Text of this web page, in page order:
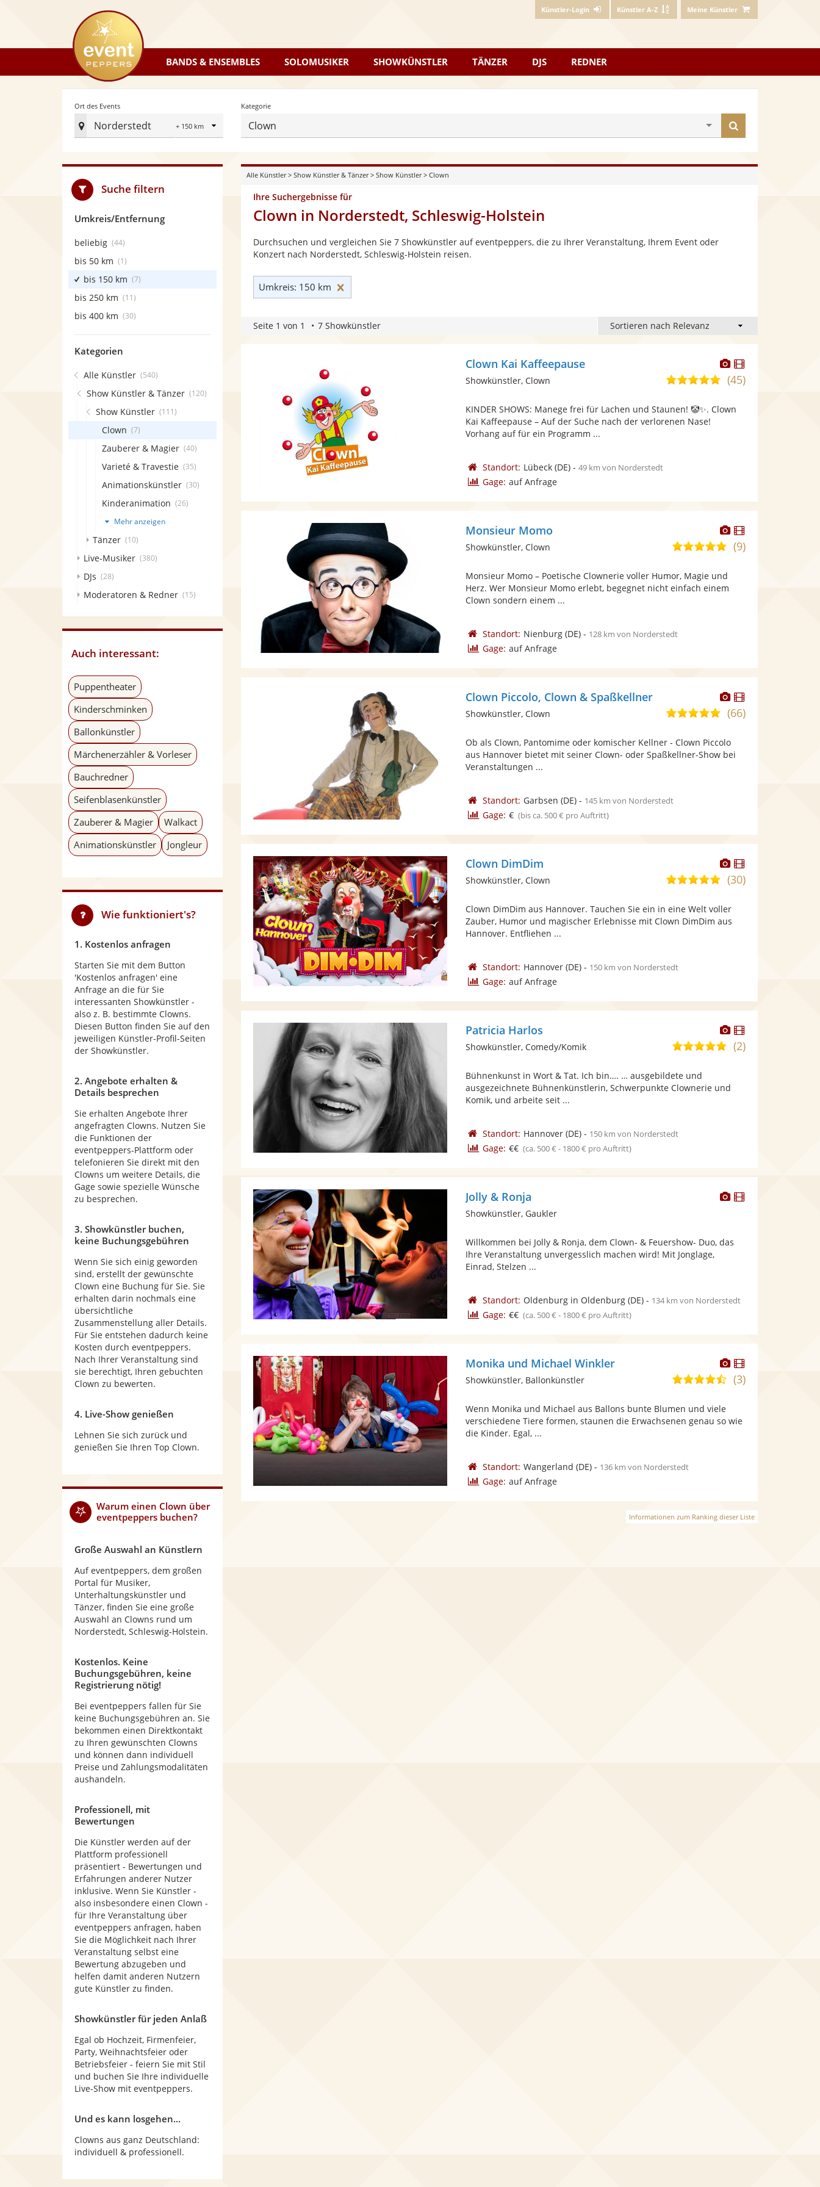
Künstler-Login Künstler A-Z Meine Künstler
eventpeppers
BANDS & ENSEMBLES SOLOMUSIKER SHOWKÜNSTLER TÄNZER DJS REDNER
Ort des Events
Norderstedt
Radius
Ort
Events
festlegen
Kategorie
Clown
finden
Alle Künstler> Show Künstler & Tänzer> Show Künstler> Clown
Ihre Suchergebnisse für
Clown in Norderstedt, Schleswig-Holstein
Durchsuchen und vergleichen Sie 7 Showkünstler auf eventpeppers, die zu Ihrer Veranstaltung, Ihrem Event oder
Konzert nach Norderstedt, Schleswig-Holstein reisen.
Umkreis: 150 km
Seite 1 von 1 7 Showkünstler
Dieser
Künstler
stellt
bereit.
Dieser
Künstler
Clown Kai Kaffeepause
4,9
5
(45)
Showkünstler, Clown
KINDER SHOWS: Manege frei für Lachen und Staunen! 🤡✨. Clown
Kai Kaffeepause – Auf der Suche nach der verlorenen Nase!
Vorhang auf für ein Programm ...
Standort: Lübeck(DE)- 49 km von Norderstedt
Gage: auf Anfrage
Dieser
Künstler
stellt
Dieser
Künstler
Monsieur Momo
4,9
5
Sternen
(9)
Showkünstler, Clown
Monsieur Momo – Poetische Clownerie voller Humor, Magie und
Herz. Wer Monsieur Momo erlebt, begegnet nicht einfach einem
Clown sondern einem ...
Standort: Nienburg(DE)- 128 km von Norderstedt
Gage: auf Anfrage
Dieser
Künstler
stellt
bereit.
Dieser
Künstler
Clown Piccolo, Clown & Spaßkellner
5,0
5
Sternen
(66)
Showkünstler, Clown
Ob als Clown, Pantomime oder komischer Kellner - Clown Piccolo
aus Hannover bietet mit seiner Clown- oder Spaßkellner-Show bei
Veranstaltungen ...
Standort: Garbsen (DE)- 145 km von Norderstedt
Gage: € (bis ca. 500 € pro Auftritt)
Dieser
Künstler
stellt
Dieser
Künstler
Clown DimDim
4,9
5
Sternen
(30)
Showkünstler, Clown
Clown DimDim aus Hannover. Tauchen Sie ein in eine Welt voller
Zauber, Humor und magischer Erlebnisse mit Clown DimDim aus
Hannover. Entfliehen ...
Standort: Hannover(DE)- 150 km von Norderstedt
Gage: auf Anfrage
Dieser
Künstler
stellt
Dieser
Künstler
Patricia Harlos
5,0
Sternen
(2)
Showkünstler, Comedy/Komik
Bühnenkunst in Wort & Tat. Ich bin…. … ausgebildete und
ausgezeichnete Bühnenkünstlerin, Schwerpunkte Clownerie und
Komik, und arbeite seit ...
Standort: Hannover(DE)- 150 km von Norderstedt
Gage: €€ (ca. 500 € - 1800 € pro Auftritt)
Dieser
bereit.
Dieser
Jolly & Ronja
Showkünstler, Gaukler
Willkommen bei Jolly & Ronja, dem Clown- & Feuershow- Duo, das
Ihre Veranstaltung unvergesslich machen wird! Mit Jonglage,
Einrad, Stelzen ...
Standort: Oldenburg in Oldenburg(DE)- 134 km von Norderstedt
Gage: €€ (ca. 500 € - 1800 € pro Auftritt)
Dieser
Künstler
stellt
bereit.
Dieser
Künstler
Monika und Michael Winkler
4,7
Sternen
(3)
Showkünstler, Ballonkünstler
Wenn Monika und Michael aus Ballons bunte Blumen und viele
verschiedene Tiere formen, staunen die Erwachsenen genau so wie
die Kinder. Egal, ...
Standort: Wangerland (DE)- 136 km von Norderstedt
Gage: auf Anfrage
Informationen zum Ranking dieser Liste
Suche filtern
Umkreis/Entfernung
beliebig (44)
bis 50 km (1)
bis 150 km (7)
bis 250 km (11)
bis 400 km (30)
Kategorien
Alle Künstler (540)
Show Künstler & Tänzer (120)
Show Künstler (111)
Clown (7)
Zauberer & Magier (40)
Varieté & Travestie (35)
Animationskünstler (30)
Kinderanimation (26)
Mehr anzeigen
Tänzer (10)
Live-Musiker (380)
DJs (28)
Moderatoren & Redner (15)
Auch interessant:
Puppentheater
Kinderschminken
Ballonkünstler
Märchenerzähler & Vorleser
Bauchredner
Seifenblasenkünstler
Zauberer & Magier
Walkact
Animationskünstler
Jongleur
Wie funktioniert's?
1. Kostenlos anfragen
Starten Sie mit dem Button
'Kostenlos anfragen' eine
Anfrage an die für Sie
interessanten Showkünstler -
also z. B. bestimmte Clowns.
Diesen Button finden Sie auf den
jeweiligen Künstler-Profil-Seiten
der Showkünstler.
2. Angebote erhalten &
Details besprechen
Sie erhalten Angebote Ihrer
angefragten Clowns. Nutzen Sie
die Funktionen der
eventpeppers-Plattform oder
telefonieren Sie direkt mit den
Clowns um weitere Details, die
Gage sowie spezielle Wünsche
zu besprechen.
3. Showkünstler buchen,
keine Buchungsgebühren
Wenn Sie sich einig geworden
sind, erstellt der gewünschte
Clown eine Buchung für Sie. Sie
erhalten darin nochmals eine
übersichtliche
Zusammenstellung aller Details.
Für Sie entstehen dadurch keine
Kosten durch eventpeppers.
Nach Ihrer Veranstaltung sind
sie berechtigt, Ihren gebuchten
Clown zu bewerten.
4. Live-Show genießen
Lehnen Sie sich zurück und
genießen Sie Ihren Top Clown.
Warum einen Clown über
eventpeppers buchen?
Große Auswahl an Künstlern
Auf eventpeppers, dem großen
Portal für Musiker,
Unterhaltungskünstler und
Tänzer, finden Sie eine große
Auswahl an Clowns rund um
Norderstedt, Schleswig-Holstein.
Kostenlos. Keine
Buchungsgebühren, keine
Registrierung nötig!
Bei eventpeppers fallen für Sie
keine Buchungsgebühren an. Sie
bekommen einen Direktkontakt
zu Ihren gewünschten Clowns
und können dann individuell
Preise und Zahlungsmodalitäten
aushandeln.
Professionell, mit
Bewertungen
Die Künstler werden auf der
Plattform professionell
präsentiert - Bewertungen und
Erfahrungen anderer Nutzer
inklusive. Wenn Sie Künstler -
also insbesondere einen Clown -
für Ihre Veranstaltung über
eventpeppers anfragen, haben
Sie die Möglichkeit nach Ihrer
Veranstaltung selbst eine
Bewertung abzugeben und
helfen damit anderen Nutzern
gute Künstler zu finden.
Showkünstler für jeden Anlaß
Egal ob Hochzeit, Firmenfeier,
Party, Weihnachtsfeier oder
Betriebsfeier - feiern Sie mit Stil
und buchen Sie Ihre individuelle
Live-Show mit eventpeppers.
Und es kann losgehen...
Clowns aus ganz Deutschland:
individuell & professionell.